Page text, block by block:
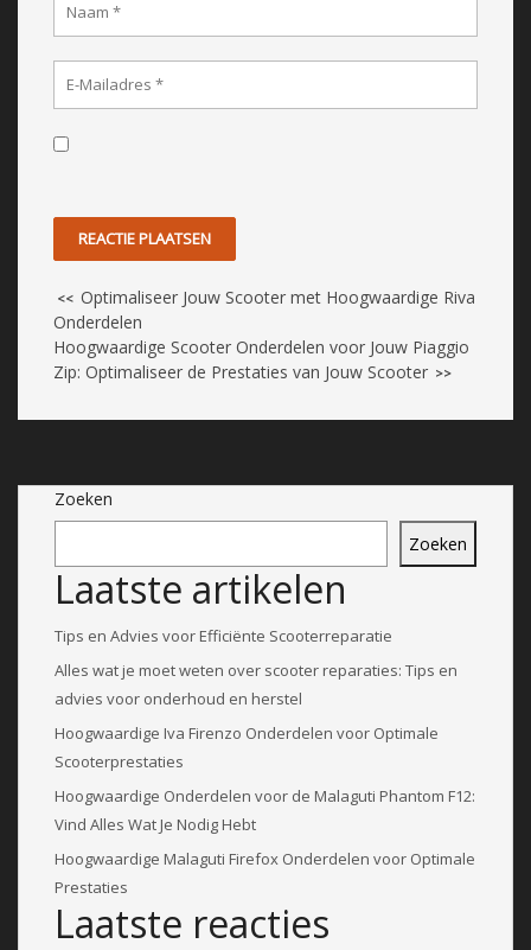
<< Optimaliseer Jouw Scooter met Hoogwaardige Riva
Onderdelen
Hoogwaardige Scooter Onderdelen voor Jouw Piaggio
Zip: Optimaliseer de Prestaties van Jouw Scooter >>
Zoeken
Zoeken
Laatste artikelen
Tips en Advies voor Efficiënte Scooterreparatie
Alles wat je moet weten over scooter reparaties: Tips en
advies voor onderhoud en herstel
Hoogwaardige Iva Firenzo Onderdelen voor Optimale
Scooterprestaties
Hoogwaardige Onderdelen voor de Malaguti Phantom F12:
Vind Alles Wat Je Nodig Hebt
Hoogwaardige Malaguti Firefox Onderdelen voor Optimale
Prestaties
Laatste reacties